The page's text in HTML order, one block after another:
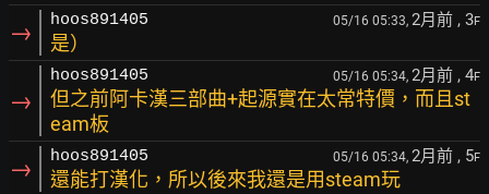
→ hoos891405 05/16 05:33, 2月前 , 3F
是）
→
hoos891405 05/16 05:34, 2月前 , 4F
但之前阿卡漢三部曲+起源實在太常特價，而且st
eam板
→ hoos891405 05/16 05:34, 2月前 , 5F
還能打漢化，所以後來我還是用steam玩